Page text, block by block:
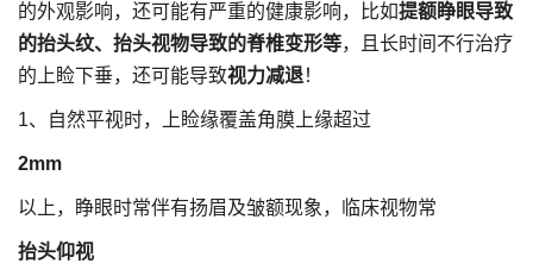
的外观影响，还可能有严重的健康影响，比如提额睁眼导致
的抬头纹、抬头视物导致的脊椎变形等，且长时间不行治疗
的上睑下垂，还可能导致视力减退！
1、自然平视时，上睑缘覆盖角膜上缘超过
2mm
以上，睁眼时常伴有扬眉及皱额现象，临床视物常
抬头仰视